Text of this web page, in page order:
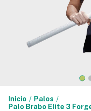
Inicio / Palos /
Palo Brabo Elite 3